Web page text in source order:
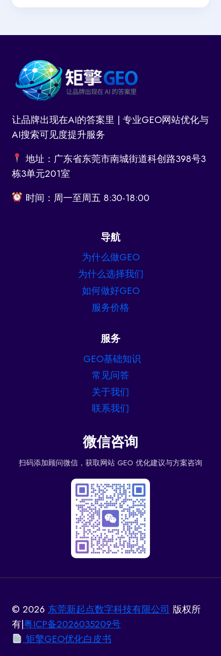
让品牌出现在AI的答案里 | 专业GEO网站优化与
AI搜索可见度提升服务
地址：广东省东莞市南城街道科创路398号3
栋3单元201室
时间：周一至周五 8:30-18:00
导航
为什么做GEO
为什么选择我们
如何做好GEO
服务价格
服务
GEO基础知识
常见问答
关于我们
联系我们
微信咨询
扫码添加顾问微信，获取网站 GEO 优化建议与方案咨询
© 2026 东莞新起点数字科技有限公司 版权所
有|粤ICP备2026035209号
矩擎GEO优化白皮书